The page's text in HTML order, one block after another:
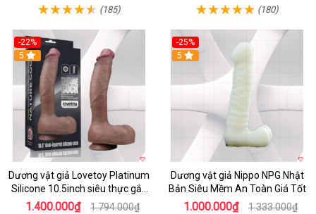
(185) (180)
-22%
5
Dương vật giả Lovetoy Platinum
Silicone 10.5inch siêu thực gắn
tường
1.400.000₫ 1.794.000₫
-25%
5
Dương vật giả Nippo NPG Nhật
Bản Siêu Mềm An Toàn Giá Tốt
1.000.000₫ 1.333.000₫